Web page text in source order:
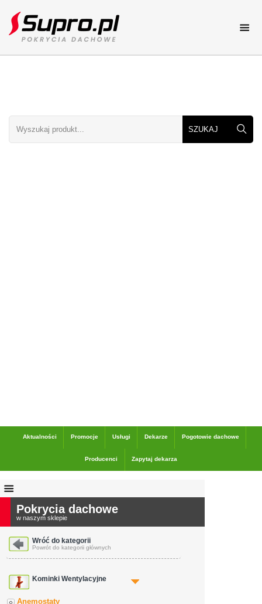
Porady
Aktualności Promocje Usługi Dekarze Pogotowie dachowe
Producenci Zapytaj dekarza
Pokrycia dachowe
w naszym sklepie
Wróć do kategorii
Powrót do kategorii głównych
Kominki Wentylacyjne
Anemostaty